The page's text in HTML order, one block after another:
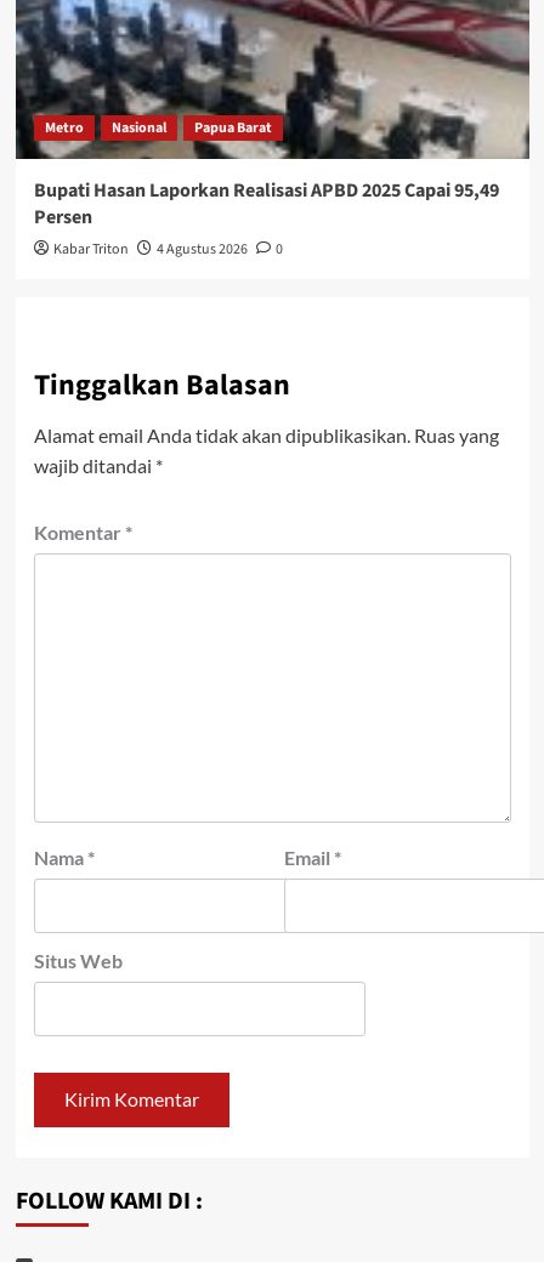
Metro Nasional Papua Barat
Bupati Hasan Laporkan Realisasi APBD 2025 Capai 95,49
Persen
Kabar Triton 4 Agustus 2026 0
Tinggalkan Balasan
Alamat email Anda tidak akan dipublikasikan. Ruas yang
wajib ditandai *
Komentar *
Nama * Email *
Situs Web
FOLLOW KAMI DI :